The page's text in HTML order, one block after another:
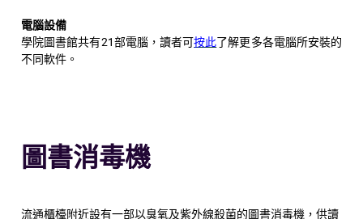
電腦設備
學院圖書館共有21部電腦，讀者可按此了解更多各電腦所安裝的
不同軟件。
圖書消毒機
流通櫃檯附近設有一部以臭氧及紫外線殺菌的圖書消毒機，供讀